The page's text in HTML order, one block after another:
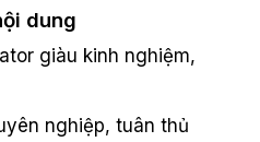
dung
giàu kinh nghiệm,
nghiệp, tuân thủ